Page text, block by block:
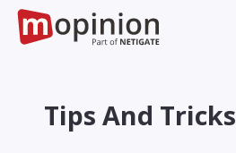
Tips And Tricks